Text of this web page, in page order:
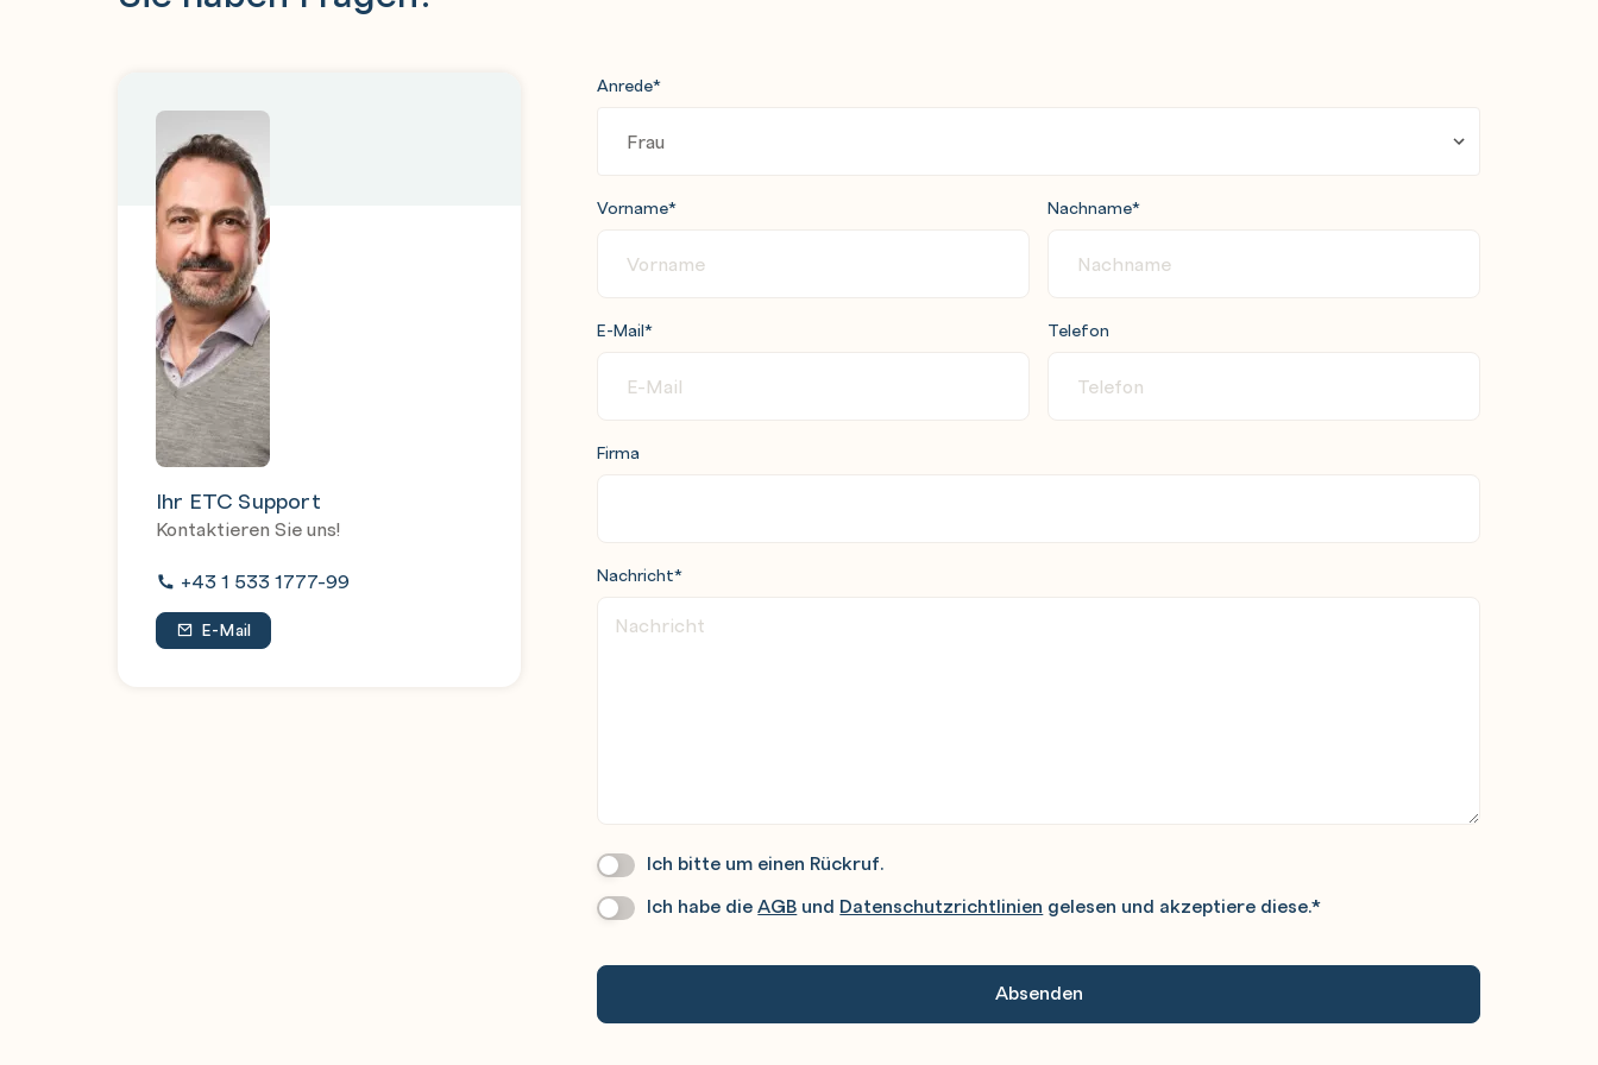
Ihr ETC Support
Kontaktieren Sie uns!
+43 1 533 1777-99
E-Mail
Anrede*
Vorname* Nachname*
E-Mail* Telefon
Firma
Nachricht*
Wir
Sie
An.
Ich bitte um einen Rückruf.
Datenschutz*
Ich habe dieAGB und Datenschutzrichtlinien gelesen und akzeptiere diese.*